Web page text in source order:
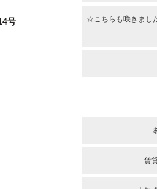
号
☆こちらも咲きまし
賃